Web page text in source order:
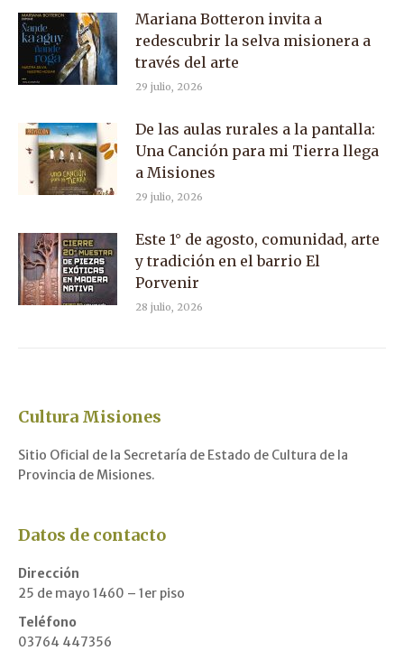
Mariana Botteron invita a
redescubrir la selva misionera a
través del arte
29 julio, 2026
De las aulas rurales a la pantalla:
Una Canción para mi Tierra llega
a Misiones
29 julio, 2026
Este 1° de agosto, comunidad, arte
y tradición en el barrio El
Porvenir
28 julio, 2026
Cultura Misiones
Sitio Oficial de la Secretaría de Estado de Cultura de la
Provincia de Misiones.
Datos de contacto
Dirección
25 de mayo 1460 – 1er piso
Teléfono
03764 447356